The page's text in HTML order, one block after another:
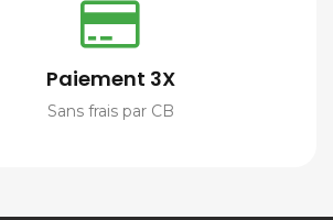
Paiement 3X
Sans frais par CB